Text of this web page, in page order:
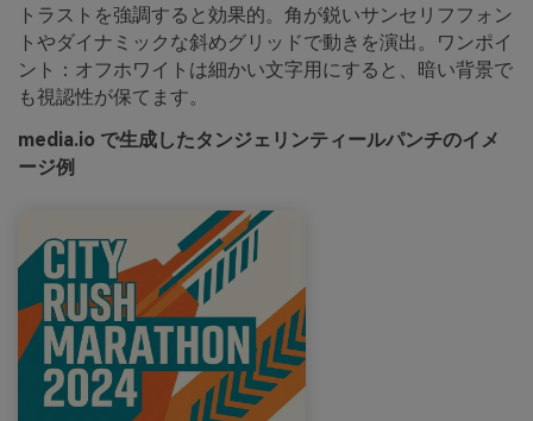
トラストを強調すると効果的。角が鋭いサンセリフフォン
トやダイナミックな斜めグリッドで動きを演出。ワンポイ
ント：オフホワイトは細かい文字用にすると、暗い背景で
も視認性が保てます。
media.io で生成したタンジェリンティールパンチのイメ
ージ例